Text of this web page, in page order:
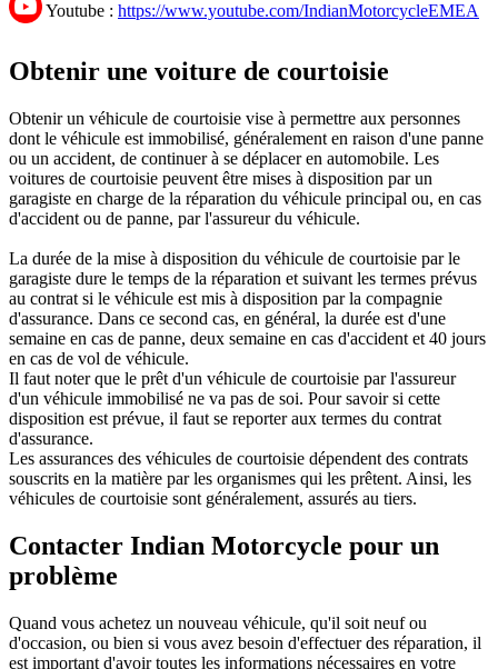
Youtube : https://www.youtube.com/IndianMotorcycleEMEA
Obtenir une voiture de courtoisie
Obtenir un véhicule de courtoisie vise à permettre aux personnes
dont le véhicule est immobilisé, généralement en raison d'une panne
ou un accident, de continuer à se déplacer en automobile. Les
voitures de courtoisie peuvent être mises à disposition par un
garagiste en charge de la réparation du véhicule principal ou, en cas
d'accident ou de panne, par l'assureur du véhicule.
La durée de la mise à disposition du véhicule de courtoisie par le
garagiste dure le temps de la réparation et suivant les termes prévus
au contrat si le véhicule est mis à disposition par la compagnie
d'assurance. Dans ce second cas, en général, la durée est d'une
semaine en cas de panne, deux semaine en cas d'accident et 40 jours
en cas de vol de véhicule.
Il faut noter que le prêt d'un véhicule de courtoisie par l'assureur
d'un véhicule immobilisé ne va pas de soi. Pour savoir si cette
disposition est prévue, il faut se reporter aux termes du contrat
d'assurance.
Les assurances des véhicules de courtoisie dépendent des contrats
souscrits en la matière par les organismes qui les prêtent. Ainsi, les
véhicules de courtoisie sont généralement, assurés au tiers.
Contacter Indian Motorcycle pour un
problème
Quand vous achetez un nouveau véhicule, qu'il soit neuf ou
d'occasion, ou bien si vous avez besoin d'effectuer des réparation, il
est important d'avoir toutes les informations nécessaires en votre